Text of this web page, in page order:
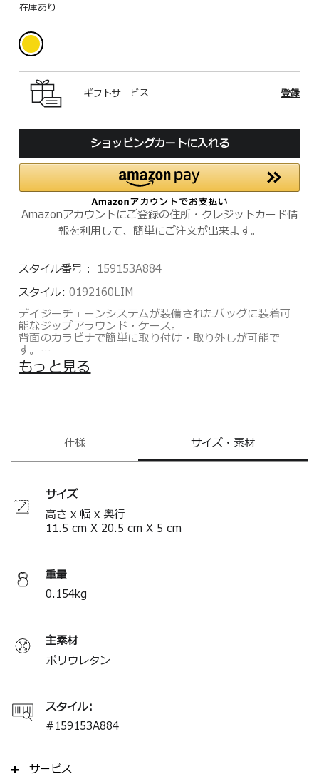
在庫あり
ギフトサービス 登録
ショッピングカートに入れる
Amazonアカウントにご登録の住所・クレジットカード情
報を利用して、簡単にご注文が出来ます。
スタイル番号： 159153A884
スタイル: 0192160LIM
デイジーチェーンシステムが装備されたバッグに装着可
能なジップアラウンド・ケース。
背面のカラビナで簡単に取り付け・取り外しが可能で
す。
バッグに装着することで、必需品に素早くアクセスで
き、収納力も向上。
サイクルしたナイロンやペットボトルをリサイクルした
ポリエステルなどの素材を採用。長年の使用に耐える高
い耐久性も備えています。
及びその他のいくつかのスタイルに装着し、組み合わせ
て使用できる、モジュールタイプの新しいトラベルアク
セサリーです。
＊製品の仕様は予告なく変更する場合があります。
もっと見る
仕様 サイズ・素材
サイズ
高さ x 幅 x 奥行
11.5 cm X 20.5 cm X 5 cm
重量
0.154kg
主素材
ポリウレタン
スタイル:
#159153A884
サービス